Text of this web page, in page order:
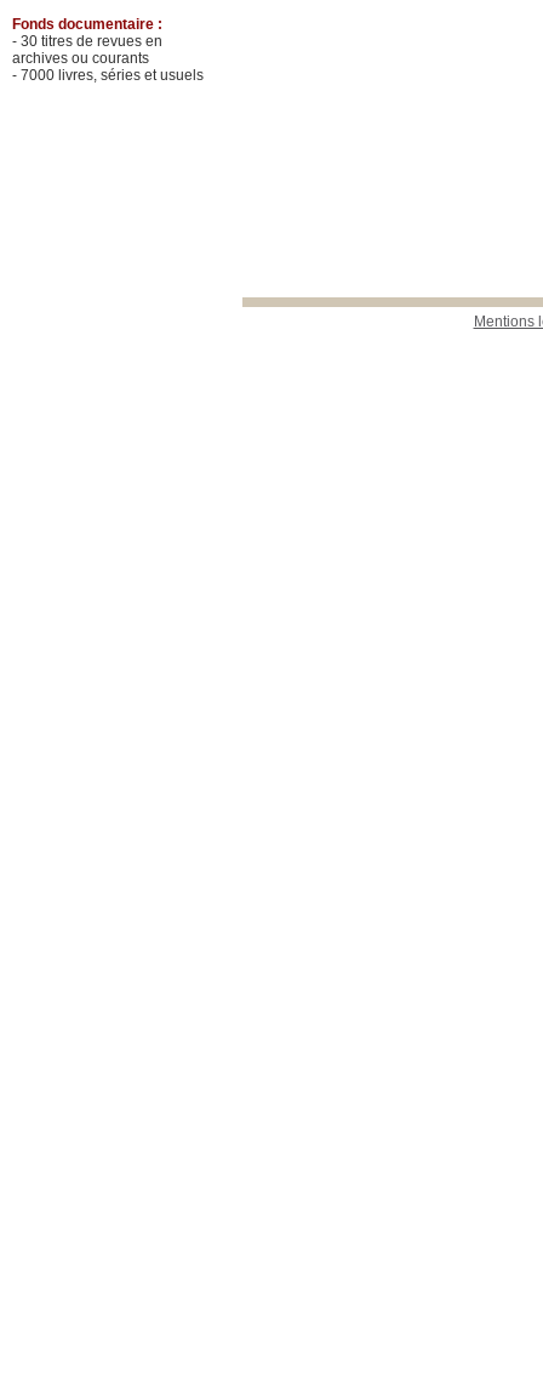
Mentions
Fonds documentaire :
- 30 titres de revues en
archives ou courants
- 7000 livres, séries et usuels